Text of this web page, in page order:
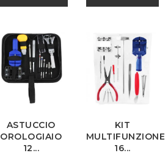
ASTUCCIO
OROLOGIAIO
12...
KIT
MULTIFUNZIONE
16...